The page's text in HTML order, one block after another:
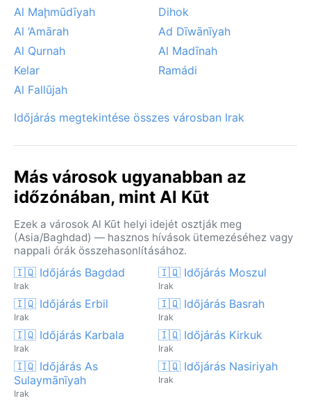
Al Maḩmūdīyah
Dihok
Al ‘Amārah
Ad Dīwānīyah
Al Qurnah
Al Madīnah
Kelar
Ramádi
Al Fallūjah
Időjárás megtekintése összes városban Irak
Más városok ugyanabban az
időzónában, mint Al Kūt
Ezek a városok Al Kūt helyi idejét osztják meg
(Asia/Baghdad) — hasznos hívások ütemezéséhez vagy
nappali órák összehasonlításához.
🇮🇶 Időjárás Bagdad
Irak
🇮🇶 Időjárás Moszul
Irak
🇮🇶 Időjárás Erbil
Irak
🇮🇶 Időjárás Basrah
Irak
🇮🇶 Időjárás Karbala
Irak
🇮🇶 Időjárás Kirkuk
Irak
🇮🇶 Időjárás As
Sulaymānīyah
Irak
🇮🇶 Időjárás Nasiriyah
Irak